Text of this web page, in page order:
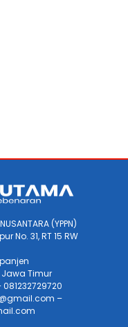
(YPPN)
No. 31, RT 15 RW
Jawa Timur
–